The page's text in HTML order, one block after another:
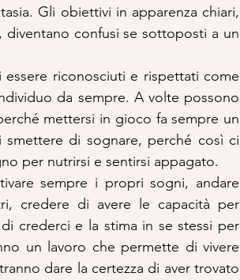
Gli obiettivi in apparenza chiari,
confusi se sottoposti a un
riconosciuti e rispettati come
da sempre. A volte possono
mettersi in gioco fa sempre un
di sognare, perché così ci
per nutrirsi e sentirsi appagato.
sempre i propri sogni, andare
credere di avere le capacità per
crederci e la stima in se stessi per
un lavoro che permette di vivere
dare la certezza di aver trovato